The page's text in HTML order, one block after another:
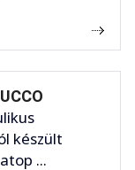
készült
...